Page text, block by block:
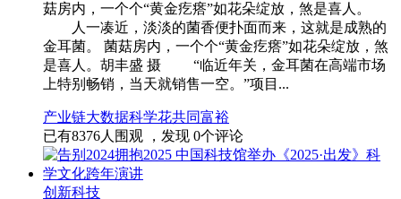
菇房内，一个个“黄金疙瘩”如花朵绽放，煞是喜人。
人一凑近，淡淡的菌香便扑面而来，这就是成熟的
金耳菌。 菌菇房内，一个个“黄金疙瘩”如花朵绽放，煞
是喜人。胡丰盛 摄 “临近年关，金耳菌在高端市场
上特别畅销，当天就销售一空。”项目...
产业链大数据科学花共同富裕
已有8376人围观 ，发现 0个评论
创新科技